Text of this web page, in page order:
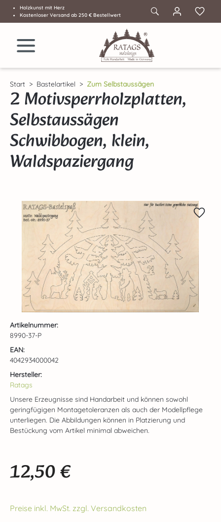
Zum Hauptinhalt springen
Holzkunst mit Herz
Kostenloser Versand ab 250 € Bestellwert
Start Bastelartikel Zum Selbstaussägen
2 Motivsperrholzplatten,
Selbstaussägen
Schwibbogen, klein,
Waldspaziergang
Bildergalerie überspringen
Artikelnummer:
8990-37-P
EAN:
4042934000042
Hersteller:
Ratags
Unsere Erzeugnisse sind Handarbeit und können sowohl
geringfügigen Montagetoleranzen als auch der Modellpflege
unterliegen. Die Abbildungen können in Platzierung und
Bestückung vom Artikel minimal abweichen.
Regulärer Preis:
12,50 €
Preise inkl. MwSt. zzgl. Versandkosten